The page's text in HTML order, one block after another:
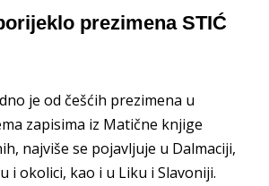
prezimena STIĆ
je od češćih prezimena u
zapisima iz Matične knjige
najviše se pojavljuje u Dalmaciji,
i okolici, kao i u Liku i Slavoniji.